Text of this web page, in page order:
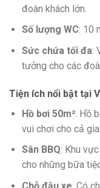
đoàn khách lớn.
Số lượng WC: 10
Sức chứa tối đa:
tưởng cho các
Tiện ích nổi bật tại
Hồ bơi 50m²: Hồ
vui chơi cho cả gia
Sân BBQ: Khu
cho những bữa